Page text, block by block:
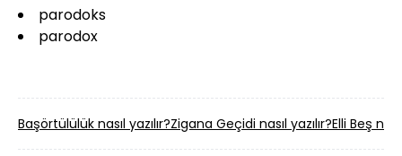
parodoks
parodox
Başörtülülük nasıl yazılır?Zigana Geçidi nasıl yazılır?Elli Beş